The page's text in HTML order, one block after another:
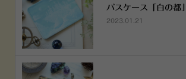
パスケース「白の都」
2023.01.21